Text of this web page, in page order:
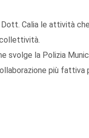
Calia le attività
svolge la Polizia
più fattiva